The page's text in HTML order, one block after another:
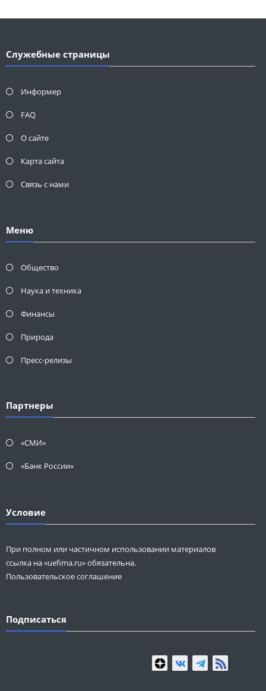
Служебные страницы
Информер
FAQ
О сайте
Карта сайта
Связь с нами
Меню
Общество
Наука и техника
Финансы
Природа
Пресс-релизы
Партнеры
«СМИ»
«Банк России»
Условие
При полном или частичном использовании материалов
ссылка на «uefima.ru» обязательна.
Пользовательское соглашение
Подписаться